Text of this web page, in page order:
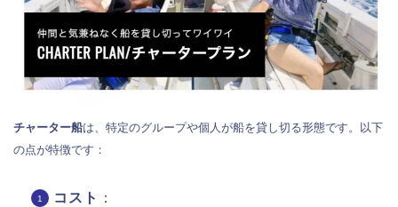
チャーター船は、特定のグループや個人が船を貸し切る形態です。以下
の点が特徴です：
コスト
：